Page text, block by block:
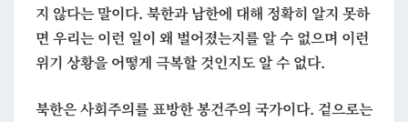
지 않다는 말이다. 북한과 남한에 대해 정확히 알지 못하
면 우리는 이런 일이 왜 벌어졌는지를 알 수 없으며 이런
위기 상황을 어떻게 극복할 것인지도 알 수 없다.
북한은 사회주의를 표방한 봉건주의 국가이다. 겉으로는